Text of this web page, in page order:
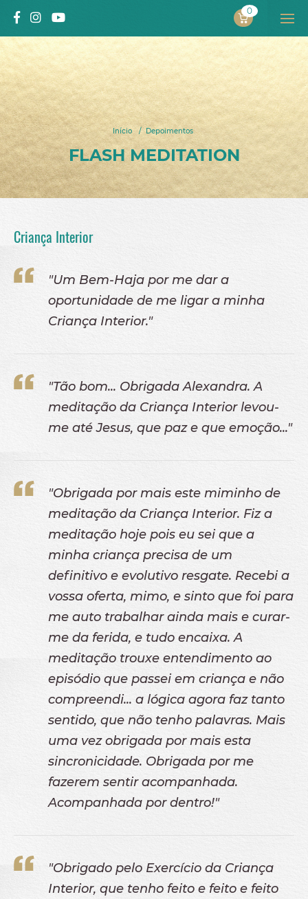
0
INÍCIO
SOBRE MIM
Projeto
Processo pelo qual passou
LIVROS
Livros
Ebooks
CURSOS ONLINE
CONTEÚDO GRATUITO
Mensagens de Luz
Karma
Flash Meditation: 7 Meditações gratuitas
Desafio de 7 dias gratuito - A Ponte
Livro da Luz Online: Pergunte, o céu responde.
Vídeos Gratuitos
BLOG
AGENDA
CONTACTOS
LOJA ONLINE
PROJECTOALEXANDRA SOLNADO
Início / Depoimentos
FLASH MEDITATION
Criança Interior
"Um Bem-Haja por me dar a
oportunidade de me ligar a minha
Criança Interior."
"Tão bom... Obrigada Alexandra. A
meditação da Criança Interior levou-
me até Jesus, que paz e que emoção..."
"Obrigada por mais este miminho de
meditação da Criança Interior. Fiz a
meditação hoje pois eu sei que a
minha criança precisa de um
definitivo e evolutivo resgate. Recebi a
vossa oferta, mimo, e sinto que foi para
me auto trabalhar ainda mais e curar-
me da ferida, e tudo encaixa. A
meditação trouxe entendimento ao
episódio que passei em criança e não
compreendi... a lógica agora faz tanto
sentido, que não tenho palavras. Mais
uma vez obrigada por mais esta
sincronicidade. Obrigada por me
fazerem sentir acompanhada.
Acompanhada por dentro!"
"Obrigado pelo Exercício da Criança
Interior, que tenho feito e feito e feito